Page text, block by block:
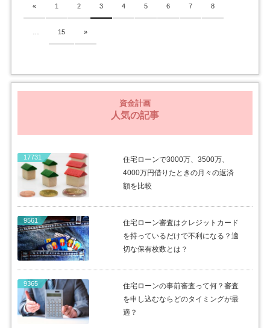
« 1 2 3 4 5 6 7 8
15 »
資金計画
人気の記事
17731
住宅ローンで3000万、3500万、
4000万円借りたときの月々の返済
額を比較
9561
住宅ローン審査はクレジットカード
を持っているだけで不利になる？適
切な保有枚数とは？
9365
住宅ローンの事前審査って何？審査
を申し込むならどのタイミングが最
適？